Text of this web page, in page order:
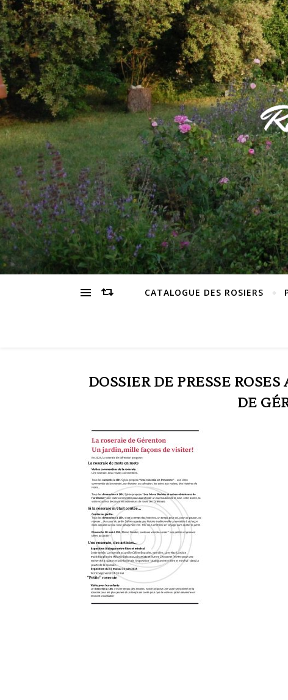
CATALOGUE DES ROSIERS
DOSSIER DE PRESSE
DE